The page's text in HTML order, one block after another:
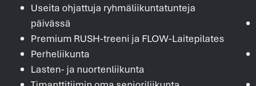
Useita ohjattuja ryhmäliikuntatunteja
päivässä
Premium RUSH-treeni ja FLOW-Laitepilates
Perheliikunta
Lasten- ja nuortenliikunta